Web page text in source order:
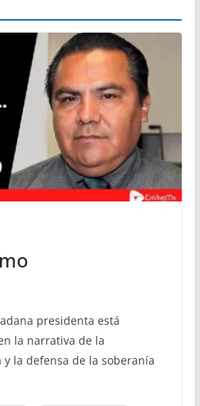
presidenta está
la narrativa de la
la defensa de la soberanía